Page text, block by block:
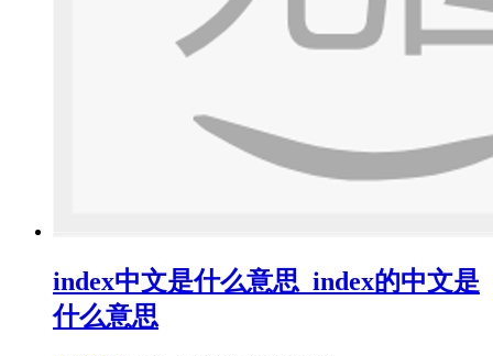
index中文是什么意思_index的中文是
什么意思